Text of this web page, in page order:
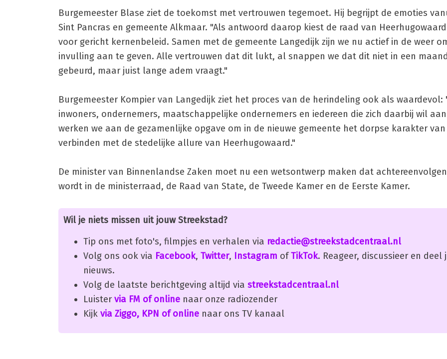
Burgemeester Blase ziet de toekomst met vertrouwen tegemoet. Hij begrijpt de emoties
Sint Pancras en gemeente Alkmaar. "Als antwoord daarop kiest de raad van
voor gericht kernenbeleid. Samen met de gemeente Langedijk zijn we nu actief in de weer
invulling aan te geven. Alle vertrouwen dat dit lukt, al snappen we dat dit niet in een
gebeurd, maar juist lange adem vraagt."
Burgemeester Kompier van Langedijk ziet het proces van de herindeling ook als waardevol:
inwoners, ondernemers, maatschappelijke ondernemers en iedereen die zich daarbij wil
werken we aan de gezamenlijke opgave om in de nieuwe gemeente het dorpse karakter
verbinden met de stedelijke allure van Heerhugowaard."
De minister van Binnenlandse Zaken moet nu een wetsontwerp maken dat
wordt in de ministerraad, de Raad van State, de Tweede Kamer en de Eerste Kamer.
Wil je niets missen uit jouw Streekstad?
Tip ons met foto's, filmpjes en verhalen via redactie@streekstadcentraal.nl
Volg ons ook via Facebook, Twitter, Instagram ofTikTok. Reageer, discussieer en deel
nieuws.
Volg de laatste berichtgeving altijd via streekstadcentraal.nl
Luister via FM of online naar onze radiozender
Kijk via Ziggo, KPN of online naar ons TV kanaal